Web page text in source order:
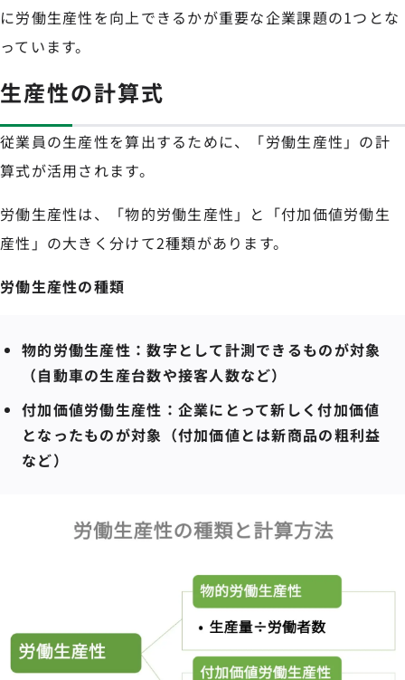
に労働生産性を向上できるかが重要な企業課題の1つとな
っています。
生産性の計算式
従業員の生産性を算出するために、「労働生産性」の計
算式が活用されます。
労働生産性は、「物的労働生産性」と「付加価値労働生
産性」の大きく分けて2種類があります。
労働生産性の種類
物的労働生産性：数字として計測できるものが対象
（自動車の生産台数や接客人数など）
付加価値労働生産性：企業にとって新しく付加価値
となったものが対象（付加価値とは新商品の粗利益
など）